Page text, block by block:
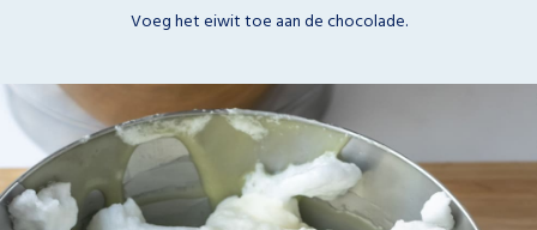
Voeg het eiwit toe aan de chocolade.